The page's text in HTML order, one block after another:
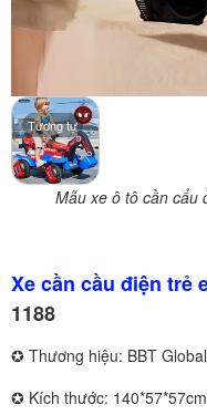
Tương tự
Mẫu xe ô tô cần cẩu
Xe cần cầu điện trẻ
1188
✪ Thương hiệu: BBT Global
✪ Kích thước: